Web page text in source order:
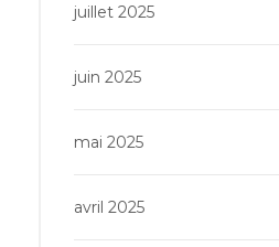
juillet 2025
juin 2025
mai 2025
avril 2025